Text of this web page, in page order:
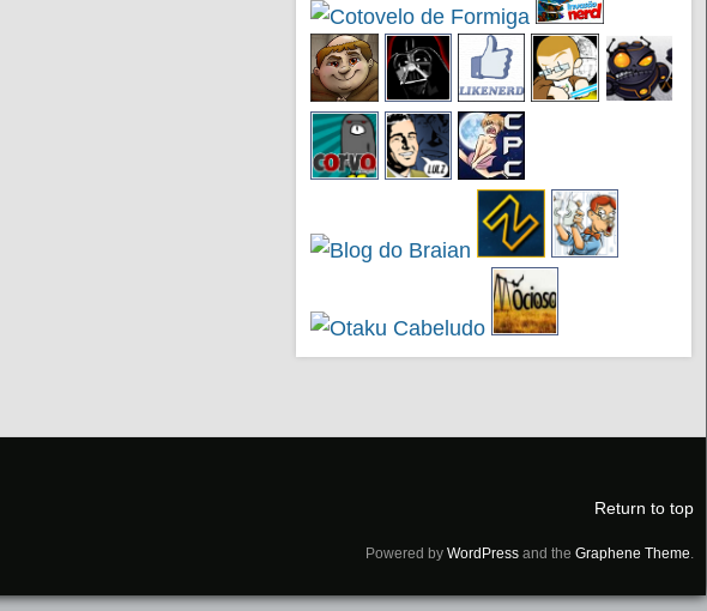
Return to top
Powered by WordPress and the Graphene Theme.